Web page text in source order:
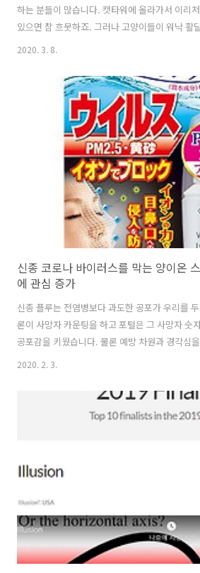
하는 분들이 많습니다. 캣타워에 올라가서 이리
있으면 참 흐뭇하죠. 그러나 고양이들이 워낙 활
서 밤에도 달리기를 해서 집사들의 잠을 방해합니
는 럭셔리하면서도 실용적인 고양이 놀이터인
고양이 전문가인 Susanne Hellman Holmström
인 Eleonor Moschevitz가 서랍장 형태의 고양
Ca Flat를 만들었습니다. Ca Flat의 외형은 그냥
입니다. 그러나 문을 열면 3층 구조의 캣타워가
2020. 3. 8.
신종 코로나 바이러스를 막는 양이온
에 관심 증가
신종 플루는 전염병보다 과도한 공포가 우리를
론이 사망자 카운팅을 하고 포털은 그 사망자 숫
공포감을 키웠습니다. 물론 예방 차원과 경각심
지만 제대로 된 정보를 제공해야 할 언론이 너무
감보다 낮은 0.08% 정도였습니다. 신종플루는
스제가 있어서 치사율을 낮출 수 있었다고 해도
잘 막아냈고 한국에서 사라졌습니다. 그리고
이러스가 한국..
2020. 2. 3.